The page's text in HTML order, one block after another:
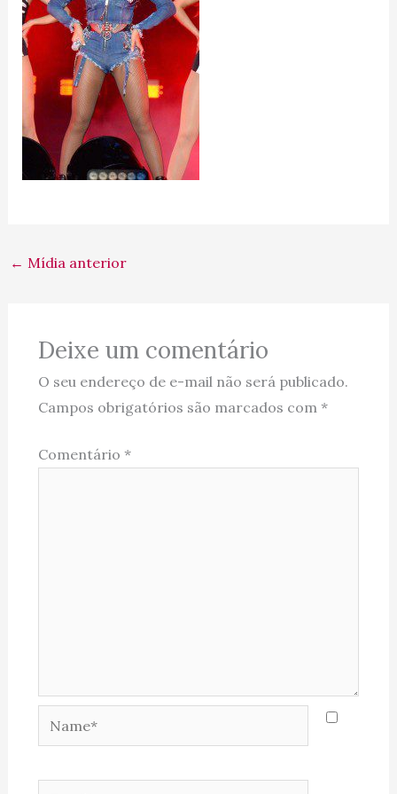
← Mídia anterior
Deixe um comentário
O seu endereço de e-mail não será publicado.
Campos obrigatórios são marcados com *
Comentário *
Name*